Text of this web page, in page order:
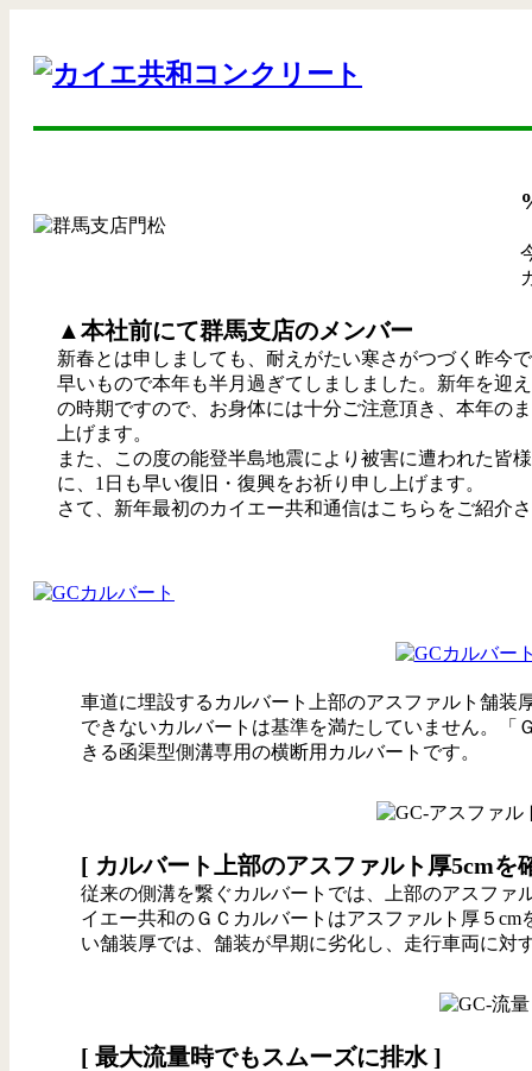
▲本社前にて群⾺⽀店のメンバー
新春とは申しましても、耐えがたい寒さがつづく昨今
早いもので本年も半月過ぎてしましました。新年を迎
の時期ですので、お身体には十分ご注意頂き、本年の
上げます。
また、この度の能登半島地震により被害に遭われた皆
に、1日も早い復旧・復興をお祈り申し上げます。
さて、新年最初のカイエー共和通信はこちらをご紹介
車道に埋設するカルバート上部のアスファルト舗装
できないカルバートは基準を満たしていません。「
きる函渠型側溝専用の横断用カルバートです。
[ カルバート上部のアスファルト厚5cmを
従来の側溝を繋ぐカルバートでは、上部のアスファ
イエー共和のＧＣカルバートはアスファルト厚５
い舗装厚では、舗装が早期に劣化し、走行車両に対
[ 最大流量時でもスムーズに排水 ]